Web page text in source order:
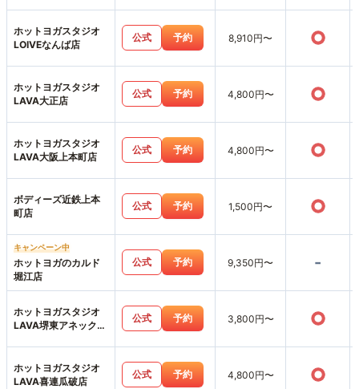
ホットヨガスタジオ
LOIVEなんば店
公式 予約 8,910円〜 ○
ホットヨガスタジオ
LAVA大正店
公式 予約 4,800円〜 ○
ホットヨガスタジオ
LAVA大阪上本町店
公式 予約 4,800円〜 ○
ボディーズ近鉄上本
町店
公式 予約 1,500円〜 ○
キャンペーン中
ホットヨガのカルド
堀江店
公式 予約 9,350円〜 -
ホットヨガスタジオ
LAVA堺東アネックス
公式 予約 3,800円〜 ○
ホットヨガスタジオ
LAVA喜連瓜破店
公式 予約 4,800円〜 ○